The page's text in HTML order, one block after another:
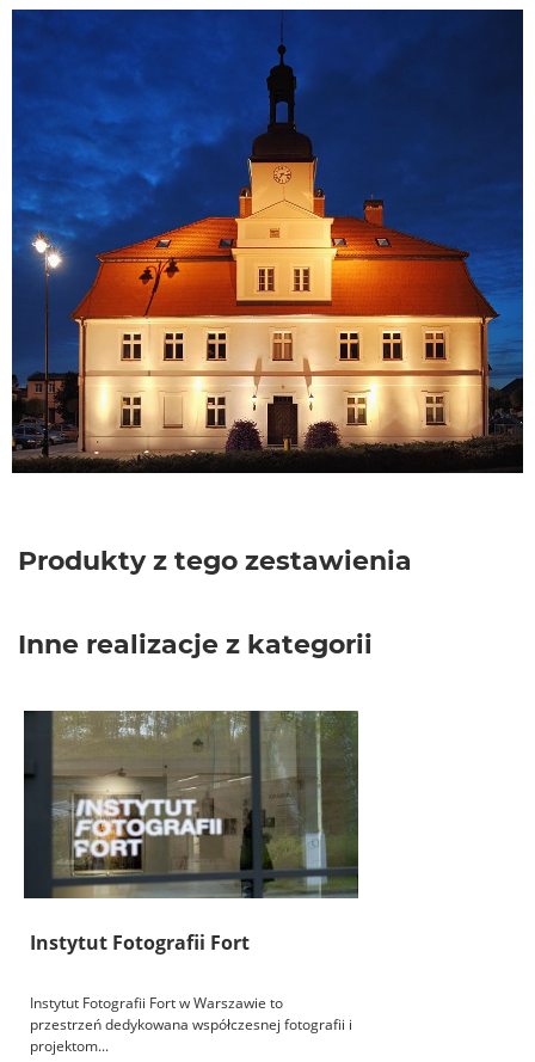
Produkty z tego zestawienia
Inne realizacje z kategorii
Instytut Fotografii Fort
Instytut Fotografii Fort w Warszawie to
przestrzeń dedykowana współczesnej fotografii i
projektom...